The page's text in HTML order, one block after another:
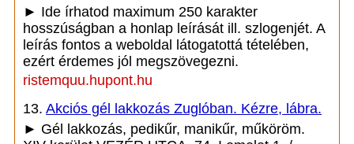
► Ide írhatod maximum 250 karakter
hosszúságban a honlap leírását ill. szlogenjét. A
leírás fontos a weboldal látogatottá tételében,
ezért érdemes jól megszövegezni.
ristemquu.hupont.hu
13. Akciós gél lakkozás Zuglóban. Kézre, lábra.
► Gél lakkozás, pedikűr, manikűr, műköröm.